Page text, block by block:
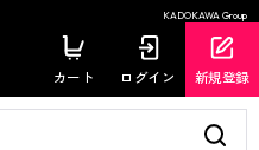
KADOKAWA Group
カート ログイン 新規登録